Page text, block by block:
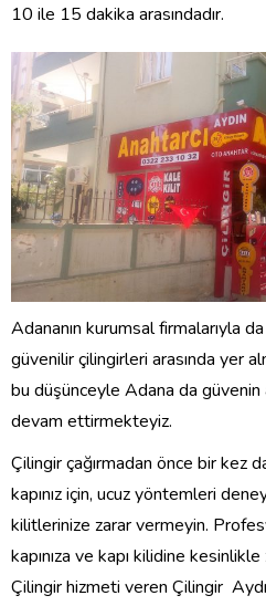
10 ile 15 dakika arasındadır.
Adananın kurumsal firmalarıyla
güvenilir çilingirleri arasında yer
bu düşünceyle Adana da
devam ettirmekteyiz.
Çilingir çağırmadan önce bir kez
kapınız için, ucuz yöntemleri
kilitlerinize zarar vermeyin.
kapınıza ve kapı kilidine
Çilingir hizmeti veren Çilingir